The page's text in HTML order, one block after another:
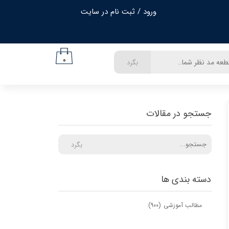
ورود / ثبت نام در سایت
تغییر گذر واژه
۰ بگرد
دسته بندی ها
مطالب آموزشی (۹۰۰)
جستجو در مقالات
بگرد